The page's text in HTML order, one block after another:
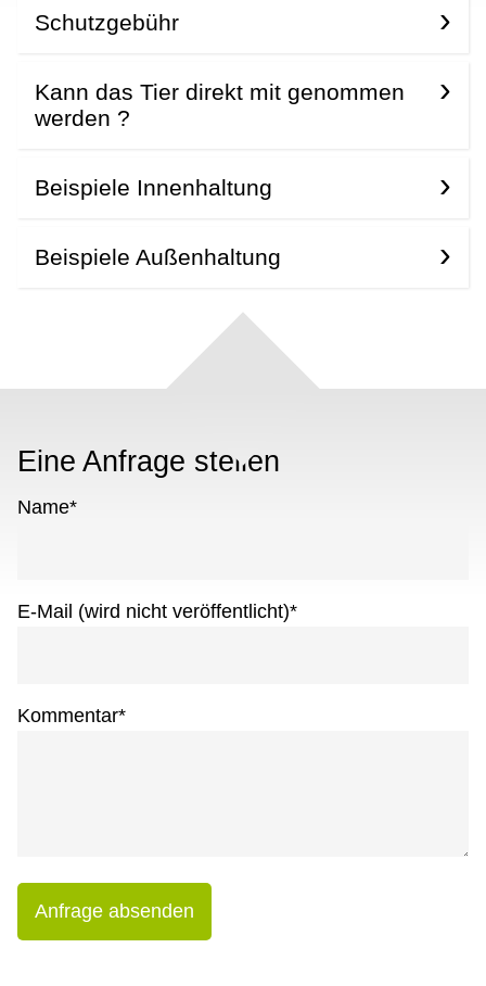
Schutzgebühr
Kann das Tier direkt mit genommen
werden ?
Beispiele Innenhaltung
Beispiele Außenhaltung
Eine Anfrage stellen
Name*
E-Mail (wird nicht veröffentlicht)*
Kommentar*
Anfrage absenden